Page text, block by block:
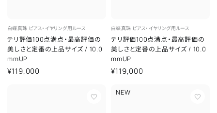
白蝶真珠 ピアス・イヤリング用ルース
テリ評価100点満点・最高評価の
美しさと定番の上品サイズ/ 10.0
mmUP
¥119,000
白蝶真珠 ピアス・イヤリング用ルース
テリ評価100点満点・最高評価の
美しさと定番の上品サイズ/ 10.0
mmUP
¥119,000
NEW